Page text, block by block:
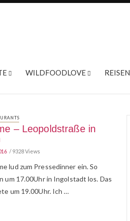
WILDFOODLOVE REISEN
– Leopoldstraße in
9328 Views
lud zum Pressedinner ein. So
um 17.00Uhr in Ingolstadt los. Das
um 19.00Uhr. Ich …